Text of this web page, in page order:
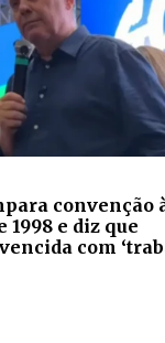
convenção
1998 e diz que
com